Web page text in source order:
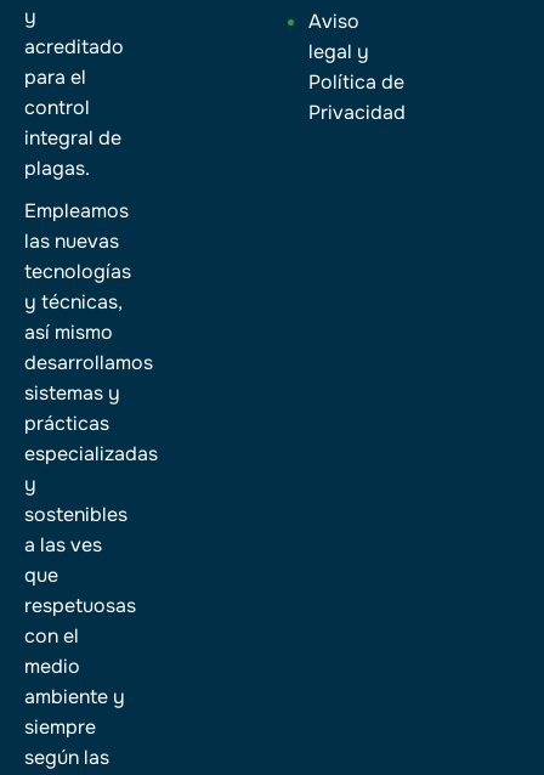
y
acreditado
para el
control
integral de
plagas.
Empleamos
las nuevas
tecnologías
y técnicas,
así mismo
desarrollamos
sistemas y
prácticas
especializadas
y
sostenibles
a las ves
que
respetuosas
con el
medio
ambiente y
siempre
según las
Aviso
legal y
Política de
Privacidad